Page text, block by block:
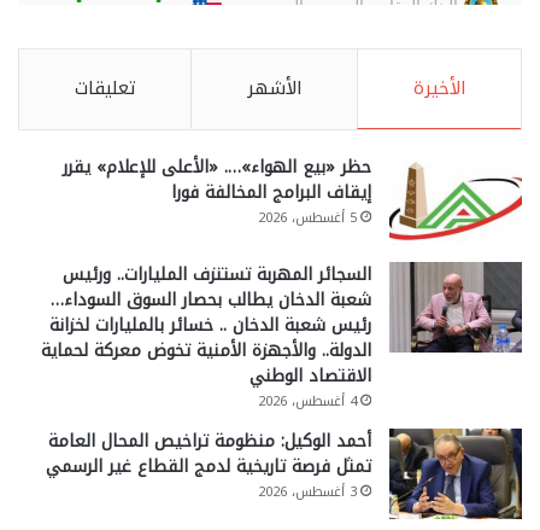
الأخيرة الأشهر تعليقات
حظر «بيع الهواء»…. «الأعلى للإعلام» يقرر
إيقاف البرامج المخالفة فورا
5 أغسطس، 2026
السجائر المهربة تستنزف المليارات.. ورئيس
شعبة الدخان يطالب بحصار السوق السوداء…
رئيس شعبة الدخان .. خسائر بالمليارات لخزانة
الدولة.. والأجهزة الأمنية تخوض معركة لحماية
الاقتصاد الوطني
4 أغسطس، 2026
أحمد الوكيل: منظومة تراخيص المحال العامة
تمثل فرصة تاريخية لدمج القطاع غير الرسمي
3 أغسطس، 2026